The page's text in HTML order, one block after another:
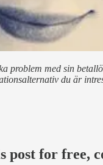
problem med sin
du är
post for free,